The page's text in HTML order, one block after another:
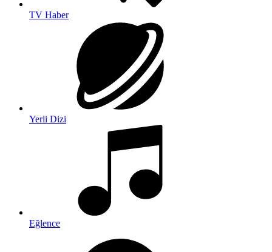
TV Haber
Yerli Dizi
Eğlence